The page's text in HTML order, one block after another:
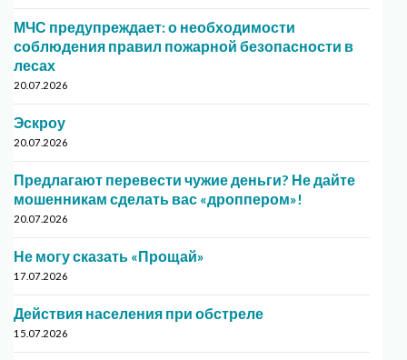
МЧС предупреждает: о необходимости
соблюдения правил пожарной безопасности в
лесах
20.07.2026
Эскроу
20.07.2026
Предлагают перевести чужие деньги? Не дайте
мошенникам сделать вас «дроппером»!
20.07.2026
Не могу сказать «Прощай»
17.07.2026
Действия населения при обстреле
15.07.2026